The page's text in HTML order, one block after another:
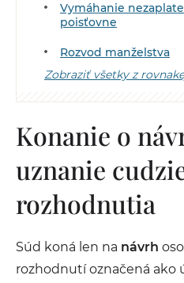
Vymáhanie
poisťovne
Rozvod manželstva
Zobraziť všetky z
Konanie o
uznanie
rozhodnutia
Súd koná len na návrh
rozhodnutí označená ako